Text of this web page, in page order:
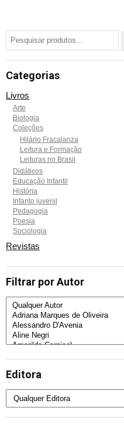
Categorias
Livros
Arte
Biologia
Coleções
Hilário Fracalanza
Leitura e Formação
Leituras no Brasil
Didáticos
Educação Infantil
História
Infanto juvenil
Pedagogia
Poesia
Sociologia
Revistas
Filtrar por Autor
Editora